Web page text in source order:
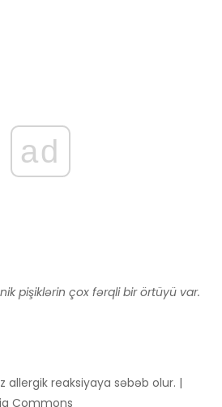
ad
pişiklərin çox fərqli bir örtüyü var.
allergik reaksiyaya səbəb olur. |
Commons